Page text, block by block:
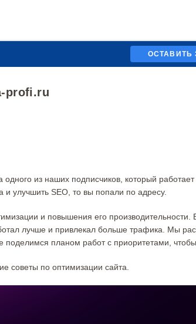
ОСТАВИТЬ
profi.ru
из наших подписчиков, который
и улучшить SEO, то вы попали по адресу.
и повышения его
лучше и привлекал больше трафика. Мы
поделимся планом работ с приоритетами,
советы по оптимизации сайта.